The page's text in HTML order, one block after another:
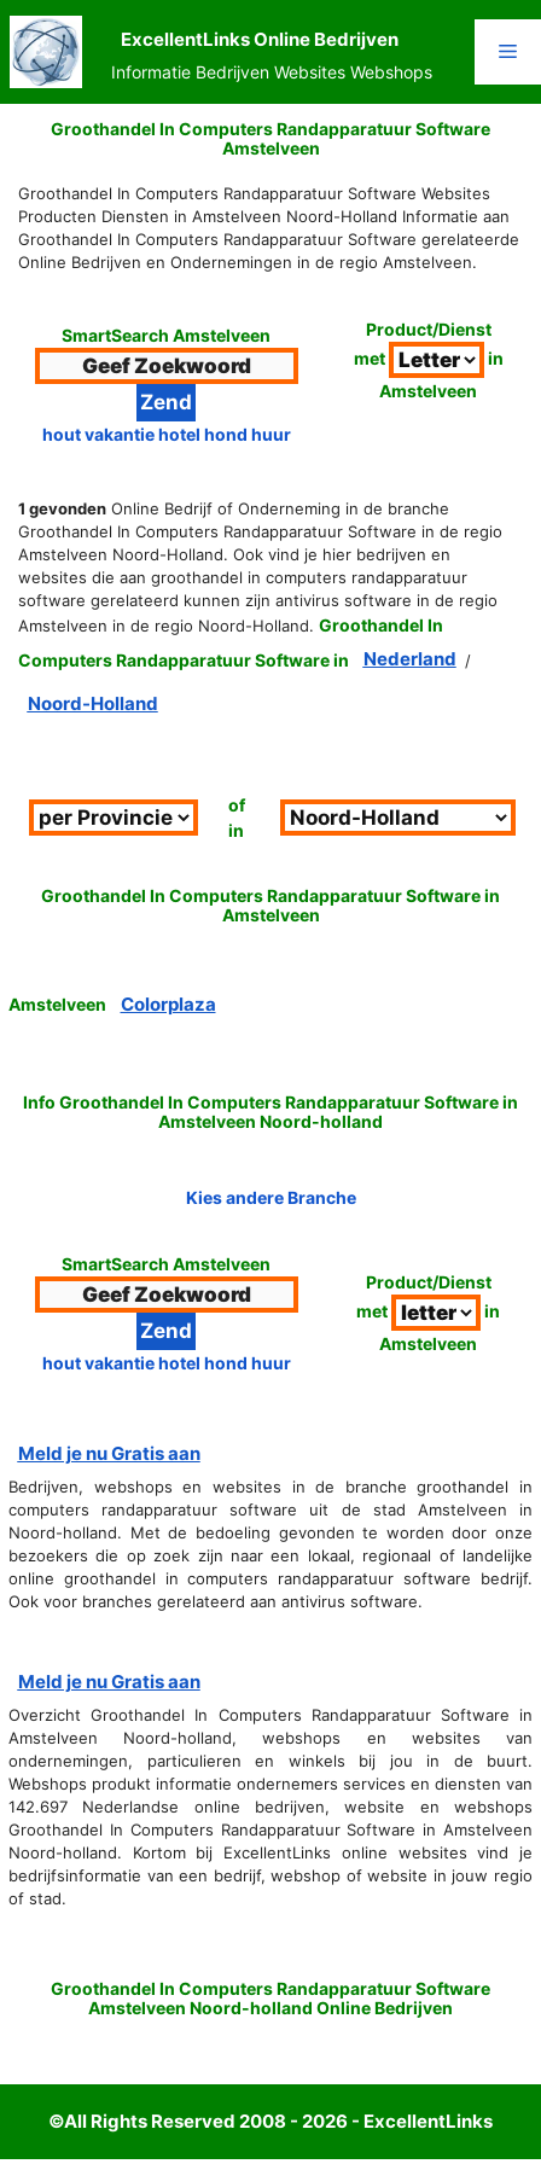
Ga
naar
de
inhoud
ExcellentLinks Online Bedrijven
Informatie Bedrijven Websites Webshops
Groothandel In Computers Randapparatuur Software
Amstelveen
Groothandel In Computers Randapparatuur Software Websites
Producten Diensten in Amstelveen Noord-Holland Informatie aan
Groothandel In Computers Randapparatuur Software gerelateerde
Online Bedrijven en Ondernemingen in de regio Amstelveen.
SmartSearch Amstelveen
hout vakantie hotel hond huur
Product/Dienst
met
in
Amstelveen
1 gevonden Online Bedrijf of Onderneming in de branche
Groothandel In Computers Randapparatuur Software in de regio
Amstelveen Noord-Holland. Ook vind je hier bedrijven en
websites die aan groothandel in computers randapparatuur
software gerelateerd kunnen zijn antivirus software in de regio
Amstelveen in de regio Noord-Holland. Groothandel In
Computers Randapparatuur Software in
Nederland /
Noord-Holland
of
in
Groothandel In Computers Randapparatuur Software in
Amstelveen
Amstelveen Colorplaza
Info Groothandel In Computers Randapparatuur Software in
Amstelveen Noord-holland
Kies andere Branche
SmartSearch Amstelveen
hout vakantie hotel hond huur
Product/Dienst
met
in
Amstelveen
Meld je nu Gratis aan
Bedrijven, webshops en websites in de branche groothandel in
computers randapparatuur software uit de stad Amstelveen in
Noord-holland. Met de bedoeling gevonden te worden door onze
bezoekers die op zoek zijn naar een lokaal, regionaal of landelijke
online groothandel in computers randapparatuur software bedrijf.
Ook voor branches gerelateerd aan antivirus software.
Meld je nu Gratis aan
Overzicht Groothandel In Computers Randapparatuur Software in
Amstelveen Noord-holland, webshops en websites van
ondernemingen, particulieren en winkels bij jou in de buurt.
Webshops produkt informatie ondernemers services en diensten van
142.697 Nederlandse online bedrijven, website en webshops
Groothandel In Computers Randapparatuur Software in Amstelveen
Noord-holland. Kortom bij ExcellentLinks online websites vind je
bedrijfsinformatie van een bedrijf, webshop of website in jouw regio
of stad.
Groothandel In Computers Randapparatuur Software
Amstelveen Noord-holland Online Bedrijven
©All Rights Reserved 2008 - 2026 - ExcellentLinks